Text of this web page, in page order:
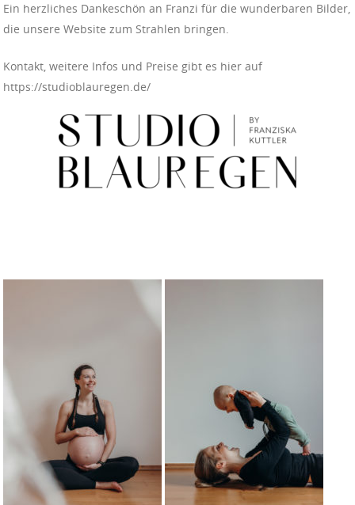
Ein herzliches Dankeschön an Franzi für die wunderbaren Bilder,
die unsere Website zum Strahlen bringen.
Kontakt, weitere Infos und Preise gibt es hier auf
https://studioblauregen.de/